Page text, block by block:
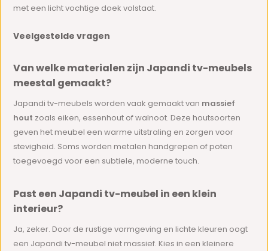
met een licht vochtige doek volstaat.
Veelgestelde vragen
Van welke materialen zijn Japandi tv-meubels
meestal gemaakt?
Japandi tv-meubels worden vaak gemaakt van massief
hout zoals eiken, essenhout of walnoot. Deze houtsoorten
geven het meubel een warme uitstraling en zorgen voor
stevigheid. Soms worden metalen handgrepen of poten
toegevoegd voor een subtiele, moderne touch.
Past een Japandi tv-meubel in een klein
interieur?
Ja, zeker. Door de rustige vormgeving en lichte kleuren oogt
een Japandi tv-meubel niet massief. Kies in een kleinere